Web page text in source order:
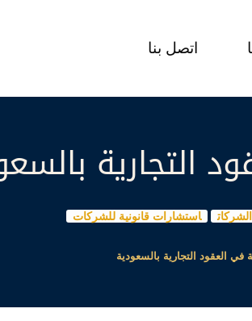
اتصل بنا
التجارية
استشارات قانونية للشركات
في العقود التجارية بالسعودية